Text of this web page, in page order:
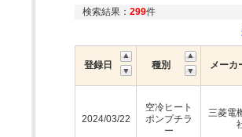
検索結果： 299件
登録日 種別 メーカ
2024/03/22
空冷ヒート
ポンプチラ
ー
三菱電